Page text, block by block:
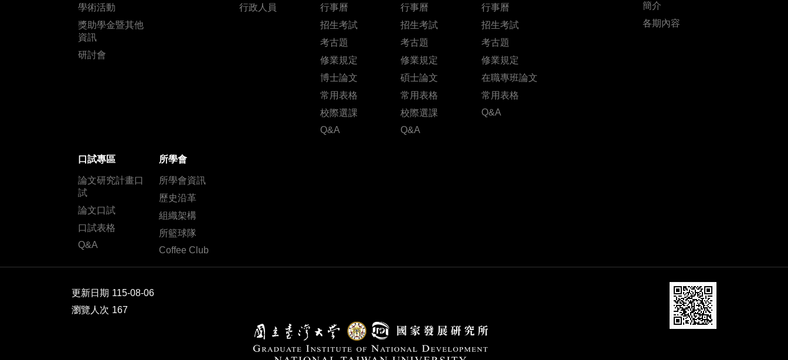
學術活動
獎助學金暨其他
資訊
研討會
行政人員
行事曆
招生考試
考古題
修業規定
博士論文
常用表格
校際選課
Q&A
行事曆
招生考試
考古題
修業規定
碩士論文
常用表格
校際選課
Q&A
行事曆
招生考試
考古題
修業規定
在職專班論文
常用表格
Q&A
簡介
各期內容
口試專區
論文研究計畫口
試
論文口試
口試表格
Q&A
所學會
所學會資訊
歷史沿革
組織架構
所籃球隊
Coffee Club
更新日期 115-08-06
瀏覽人次 167